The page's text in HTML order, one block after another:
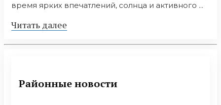
время ярких впечатлений, солнца и активного ...
Читать далее
Районные новости